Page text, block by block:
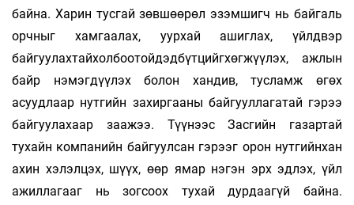
байна. Харин тусгай зөвшөөрөл эзэмшигч нь байгаль
орчныг хамгаалах, уурхай ашиглах, үйлдвэр
байгуулахтайхолбоотойдэдбүтцийгхөгжүүлэх, ажлын
байр нэмэгдүүлэх болон хандив, тусламж өгөх
асуудлаар нутгийн захиргааны байгуул­лагатай гэрээ
байгуулахаар заажээ. Түүнээс Засгийн газартай
тухайн компанийн байгуулсан гэрээг орон нутгийнхан
ахин хэлэлцэх, шүүх, өөр ямар нэгэн эрх эдлэх, үйл
ажиллагааг нь зогсоох тухай дурдаагүй байна.